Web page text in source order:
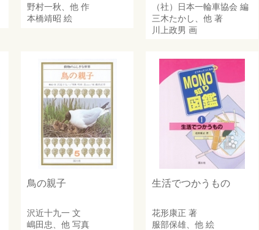
野村一秋 、他 作
本橋靖昭 絵
（社）日本一輪車協会 編
三木たかし
、他 著
川上政男 画
鳥の親子
沢近十九一 文
嶋田忠
、他 写真
生活でつかうもの
花形康正 著
服部保雄 、他 絵